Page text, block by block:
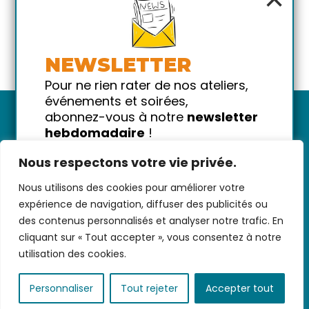
Nous respectons votre vie privée.
Nous utilisons des cookies pour améliorer votre
expérience de navigation, diffuser des publicités ou
des contenus personnalisés et analyser notre trafic. En
cliquant sur « Tout accepter », vous consentez à notre
utilisation des cookies.
Personnaliser Tout rejeter Accepter tout
Nous contacter- CGV/CGU-Données
personnelles-Infos pratiques- FAQ
NEWSLETTER
Pour ne rien rater de nos ateliers,
événements et soirées,
abonnez-vous à notre newsletter
hebdomadaire !
!
Votre email